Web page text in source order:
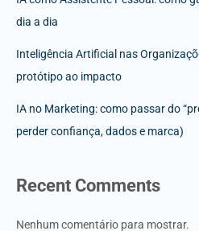
dia a dia
Inteligência Artificial nas
protótipo ao impacto
IA no Marketing: como passar do
perder confiança, dados e marca)
Recent Comments
Nenhum comentário para mostrar.